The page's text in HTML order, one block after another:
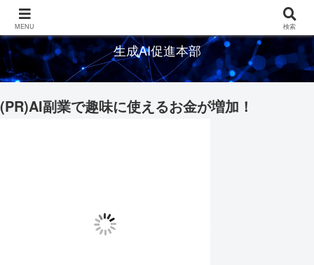
生成AI促進本部
(PR)AI副業で趣味に使えるお金が増加！
MENU 検索